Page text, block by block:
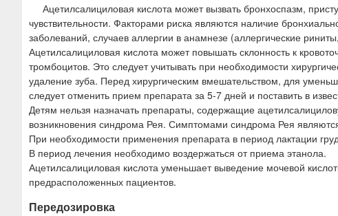
Ацетилсалициловая кислота может вызвать бронхоспазм,
чувствительности. Факторами риска являются наличие
заболеваний, случаев аллергии в анамнезе (аллергические
Ацетилсалициловая кислота может повышать склонность к
тромбоцитов. Это следует учитывать при необходимости
удаление зуба. Перед хирургическим вмешательством, для
следует отменить прием препарата за 5-7 дней и поставить в
Детям нельзя назначать препараты, содержащие
возникновения синдрома Рея. Симптомами синдрома Рея
При необходимости применения препарата в период лактации
В период лечения необходимо воздержаться от приема этанола.
Ацетилсалициловая кислота уменьшает выведение мочевой
предрасположенных пациентов.
Передозировка